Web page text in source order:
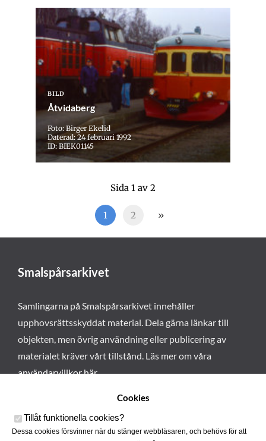
BILD
Åtvidaberg
Foto: Birger Ekelid
Daterad: 24 februari 1992
ID: BIEK01145
Sida 1 av 2
1 2 »
Smalspårsarkivet
Samlingarna på Smalspårsarkivet innehåller
upphovsrättsskyddat material. Dela gärna länkar till
objekten, men övrig användning eller publicering av
materialet kräver vårt tillstånd. Läs mer om våra
användarvillkor här.
Cookies
Tillåt funktionella cookies?
Dessa cookies försvinner när du stänger webbläsaren, och behövs för att